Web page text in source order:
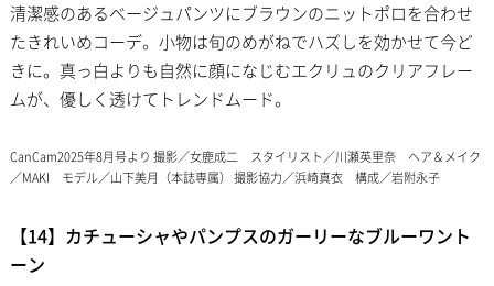
清潔感のあるベージュパンツにブラウンのニットポロを合わせ
たきれいめコーデ。小物は旬のめがねでハズしを効かせて今ど
きに。真っ白よりも自然に顔になじむエクリュのクリアフレー
ムが、優しく透けてトレンドムード。
CanCam2025年8月号より 撮影／女鹿成二 スタイリスト／川瀬英里奈 ヘア＆メイク
／MAKI モデル／山下美月（本誌専属） 撮影協力／浜崎真衣 構成／岩附永子
【14】カチューシャやパンプスのガーリーなブルーワント
ーン